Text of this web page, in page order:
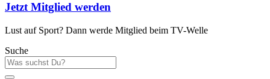
Jetzt Mitglied werden
Lust auf Sport? Dann werde Mitglied beim TV-Welle
Suche